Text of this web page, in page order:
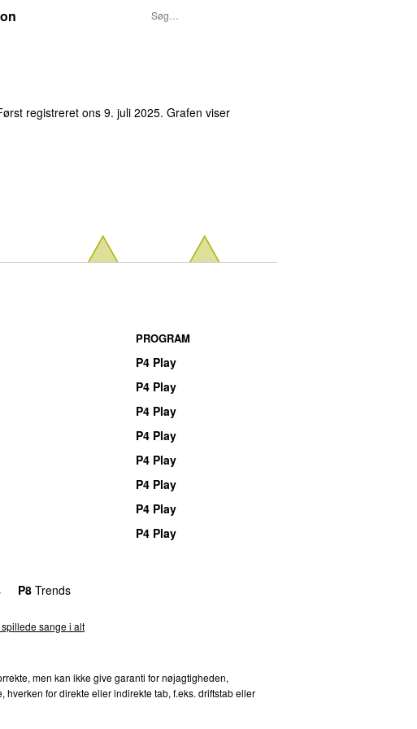
registreret ons 9. juli 2025. Grafen viser
PROGRAM
P4 Play
P4 Play
P4 Play
P4 Play
P4 Play
P4 Play
P4 Play
P4 Play
P8 Trends
sange i alt
men kan ikke give garanti for nøjagtigheden,
for direkte eller indirekte tab, f.eks. driftstab eller